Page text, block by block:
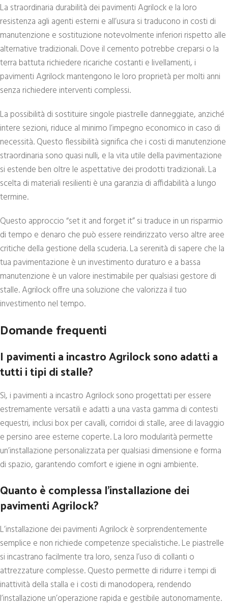
La straordinaria durabilità dei pavimenti Agrilock e la loro
resistenza agli agenti esterni e all’usura si traducono in costi di
manutenzione e sostituzione notevolmente inferiori rispetto alle
alternative tradizionali. Dove il cemento potrebbe creparsi o la
terra battuta richiedere ricariche costanti e livellamenti, i
pavimenti Agrilock mantengono le loro proprietà per molti anni
senza richiedere interventi complessi.
La possibilità di sostituire singole piastrelle danneggiate, anziché
intere sezioni, riduce al minimo l’impegno economico in caso di
necessità. Questo flessibilità significa che i costi di manutenzione
straordinaria sono quasi nulli, e la vita utile della pavimentazione
si estende ben oltre le aspettative dei prodotti tradizionali. La
scelta di materiali resilienti è una garanzia di affidabilità a lungo
termine.
Questo approccio “set it and forget it” si traduce in un risparmio
di tempo e denaro che può essere reindirizzato verso altre aree
critiche della gestione della scuderia. La serenità di sapere che la
tua pavimentazione è un investimento duraturo e a bassa
manutenzione è un valore inestimabile per qualsiasi gestore di
stalle. Agrilock offre una soluzione che valorizza il tuo
investimento nel tempo.
Domande frequenti
I pavimenti a incastro Agrilock sono adatti a
tutti i tipi di stalle?
Sì, i pavimenti a incastro Agrilock sono progettati per essere
estremamente versatili e adatti a una vasta gamma di contesti
equestri, inclusi box per cavalli, corridoi di stalle, aree di lavaggio
e persino aree esterne coperte. La loro modularità permette
un’installazione personalizzata per qualsiasi dimensione e forma
di spazio, garantendo comfort e igiene in ogni ambiente.
Quanto è complessa l’installazione dei
pavimenti Agrilock?
L’installazione dei pavimenti Agrilock è sorprendentemente
semplice e non richiede competenze specialistiche. Le piastrelle
si incastrano facilmente tra loro, senza l’uso di collanti o
attrezzature complesse. Questo permette di ridurre i tempi di
inattività della stalla e i costi di manodopera, rendendo
l’installazione un’operazione rapida e gestibile autonomamente.